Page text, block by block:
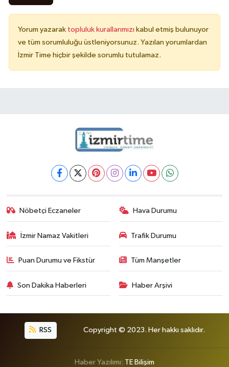
Yorum yazarak topluluk kurallarımızı kabul etmiş bulunuyor
ve tüm sorumluluğu üstleniyorsunuz. Yazılan yorumlardan
İzmir Time hiçbir şekilde sorumlu tutulamaz.
Nöbetçi Eczaneler Hava Durumu
İzmir Namaz Vakitleri Trafik Durumu
Puan Durumu ve Fikstür Tüm Manşetler
Son Dakika Haberleri Haber Arşivi
RSS Copyright © 2023. Her hakkı saklıdır.
Haber Yazılımı: TE Bilişim